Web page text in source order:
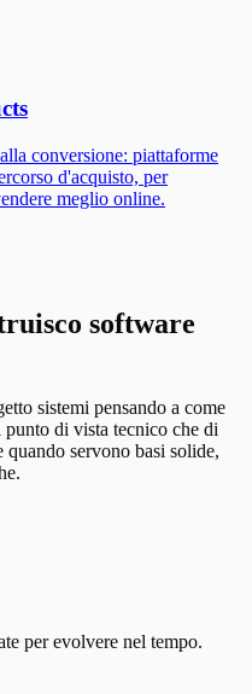
conversione: piattaforme
d'acquisto, per
meglio online.
software
sistemi pensando a come
di vista tecnico che di
servono basi solide,
per evolvere nel tempo.